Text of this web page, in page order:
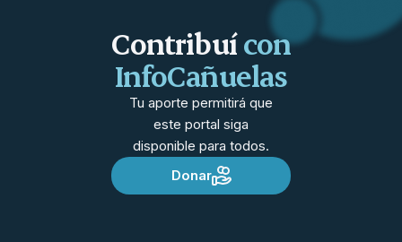
Contribuícon
InfoCañuelas
Tu aporte permitirá que
este portal siga
disponible para todos.
Donar